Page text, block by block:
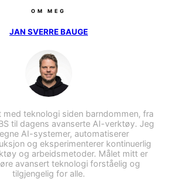
OM MEG
JAN SVERRE BAUGE
med teknologi siden barndommen, fra
til dagens avanserte AI-verktøy. Jeg
AI-systemer, automatiserer
og eksperimenterer kontinuerlig
og arbeidsmetoder. Målet mitt er
avansert teknologi forståelig og
tilgjengelig for alle.